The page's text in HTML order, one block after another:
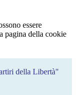
essere
pagina della cookie
della Libertà"